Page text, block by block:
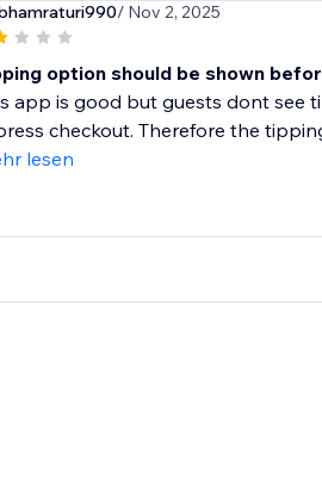
/ Nov 2, 2025
option should be shown
app is good but guests dont see
checkout. Therefore the
lesen